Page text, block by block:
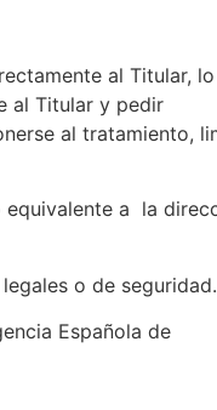
al Titular,
al Titular y pedir
al tratamiento,
equivalente a la
o de seguridad.
Española de